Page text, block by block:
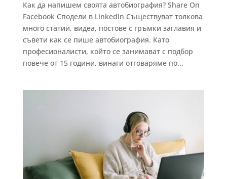
Как да напишем своята автобиография? Share On
Facebook Сподели в LinkedIn Съществуват толкова
много статии, видеа, постове с гръмки заглавия и
съвети как се пише автобиография. Като
професионалисти, който се занимават с подбор
повече от 15 години, винаги отговаряме по...